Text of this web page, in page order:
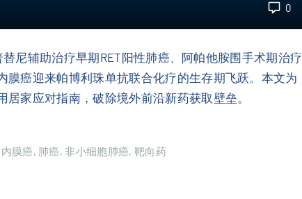
0
尼辅助治疗早期RET阳性肺癌、阿帕他胺围手术期治疗
膜癌迎来帕博利珠单抗联合化疗的生存期飞跃。本文为
家应对指南，破除境外前沿新药获取壁垒。
膜癌 肺癌 非小细胞肺癌 靶向药